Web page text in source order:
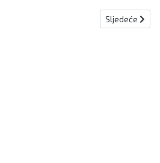
Sljedeći
Sljedeće